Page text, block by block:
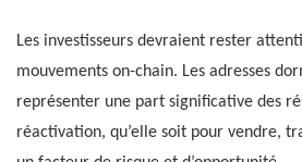
Les investisseurs devraient rester
mouvements on-chain. Les adresses
représenter une part significative des
réactivation, qu’elle soit pour vendre,